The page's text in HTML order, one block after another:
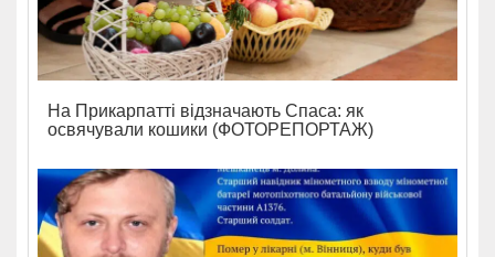
На Прикарпатті відзначають Спаса: як
освячували кошики (ФОТОРЕПОРТАЖ)